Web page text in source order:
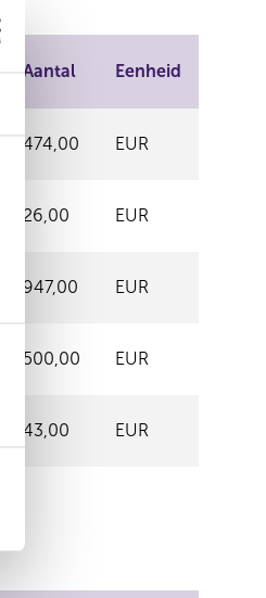
Aantal Eenheid
474,00 EUR
26,00 EUR
947,00 EUR
500,00 EUR
43,00 EUR